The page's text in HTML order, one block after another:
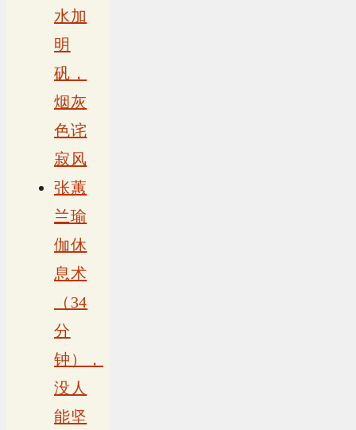
水加
明
矾，
烟灰
色诧
寂风
张蕙
兰瑜
伽休
息术
（34
分
钟），
没人
能坚